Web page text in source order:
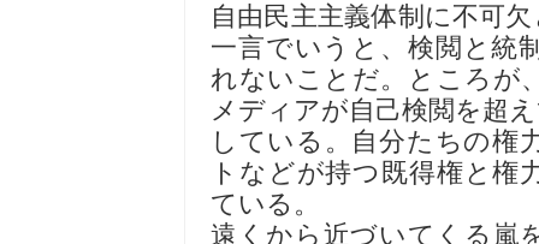
自由民主主義体制に不可
一言でいうと、検閲と統
れないことだ。ところが
メディアが自己検閲を超
している。自分たちの権
トなどが持つ既得権と権
ている。
遠くから近づいてくる嵐